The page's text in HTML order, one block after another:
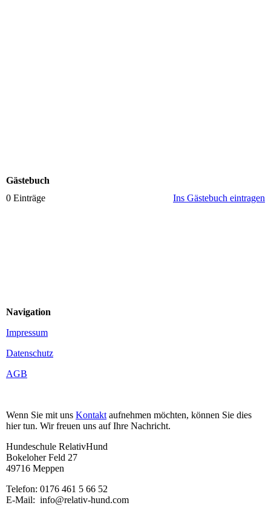
Gästebuch
0 Einträge
Ins Gästebuch eintragen
Navigation
Impressum
Datenschutz
AGB
Wenn Sie mit uns Kontakt aufnehmen möchten, können Sie dies
hier tun. Wir freuen uns auf Ihre Nachricht.
Hundeschule RelativHund
Bokeloher Feld 27
49716 Meppen
Telefon: 0176 461 5 66 52
E-Mail: info@relativ-hund.com